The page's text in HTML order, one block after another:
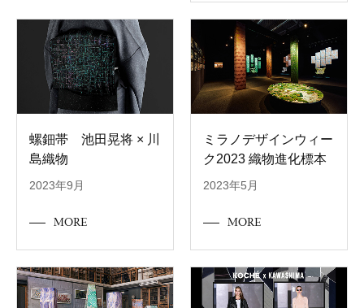
螺鈿帯 池田晃将 × 川
島織物
2023年9月
MORE
ミラノデザインウィー
ク2023 織物進化標本
2023年5月
MORE